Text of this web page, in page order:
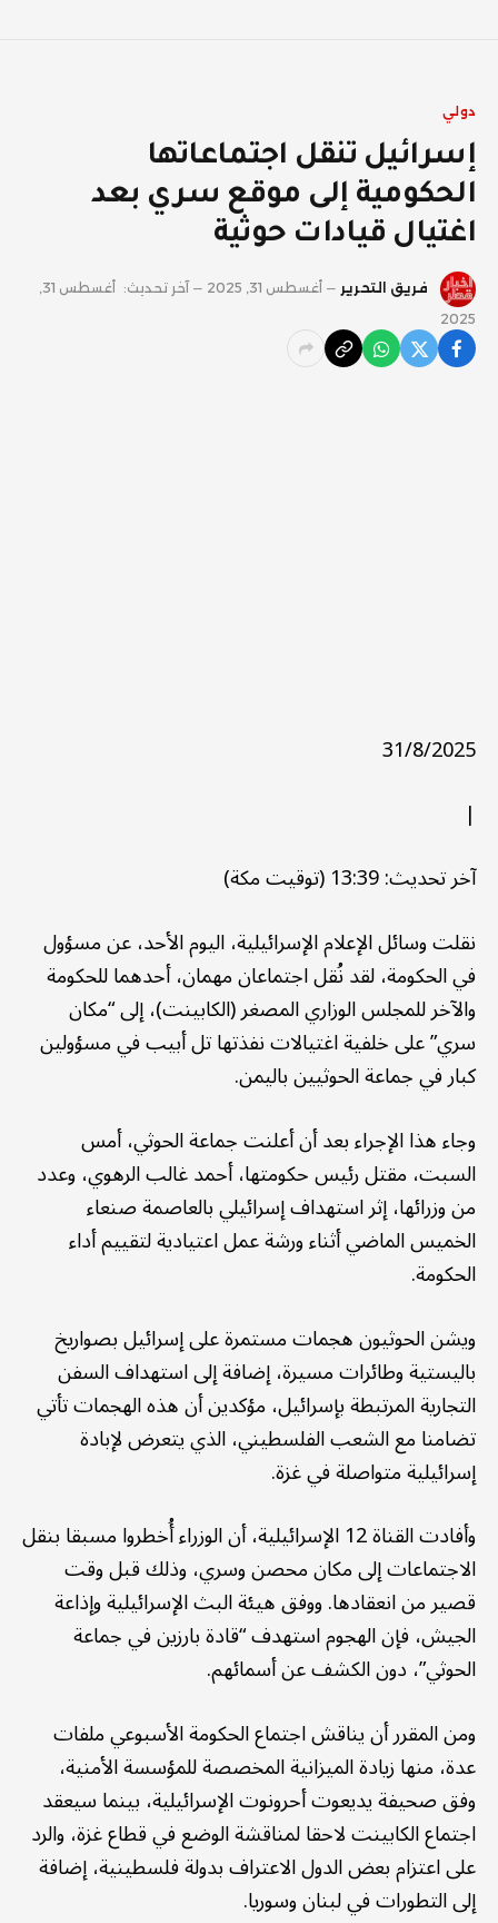
دولي
إسرائيل تنقل اجتماعاتها
الحكومية إلى موقع سري بعد
اغتيال قيادات حوثية
فريق التحرير أغسطس 31, 2025 آخر تحديث:
أغسطس 31,
2025
31/8/2025
|
آخر تحديث: 13:39 (توقيت مكة)
نقلت وسائل الإعلام الإسرائيلية، اليوم الأحد، عن مسؤول
في الحكومة، لقد نُقل اجتماعان مهمان، أحدهما للحكومة
والآخر للمجلس الوزاري المصغر (الكابينت)، إلى “مكان
سري” على خلفية اغتيالات نفذتها تل أبيب في مسؤولين
كبار في جماعة الحوثيين باليمن.
وجاء هذا الإجراء بعد أن أعلنت جماعة الحوثي، أمس
السبت، مقتل رئيس حكومتها، أحمد غالب الرهوي، وعدد
من وزرائها، إثر استهداف إسرائيلي بالعاصمة صنعاء
الخميس الماضي أثناء ورشة عمل اعتيادية لتقييم أداء
الحكومة.
ويشن الحوثيون هجمات مستمرة على إسرائيل بصواريخ
باليستية وطائرات مسيرة، إضافة إلى استهداف السفن
التجارية المرتبطة بإسرائيل، مؤكدين أن هذه الهجمات تأتي
تضامنا مع الشعب الفلسطيني، الذي يتعرض لإبادة
إسرائيلية متواصلة في غزة.
وأفادت القناة 12 الإسرائيلية، أن الوزراء أُخطروا مسبقا بنقل
الاجتماعات إلى مكان محصن وسري، وذلك قبل وقت
قصير من انعقادها. ووفق هيئة البث الإسرائيلية وإذاعة
الجيش، فإن الهجوم استهدف “قادة بارزين في جماعة
الحوثي”، دون الكشف عن أسمائهم.
ومن المقرر أن يناقش اجتماع الحكومة الأسبوعي ملفات
عدة، منها زيادة الميزانية المخصصة للمؤسسة الأمنية،
وفق صحيفة يديعوت أحرونوت الإسرائيلية، بينما سيعقد
اجتماع الكابينت لاحقا لمناقشة الوضع في قطاع غزة، والرد
على اعتزام بعض الدول الاعتراف بدولة فلسطينية، إضافة
إلى التطورات في لبنان وسوريا.